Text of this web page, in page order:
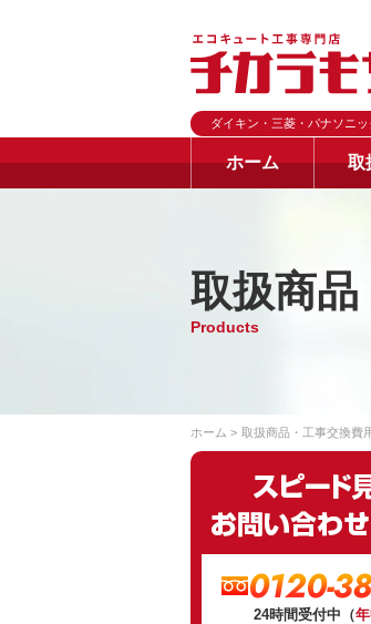
ダイキン・三菱・パナソニ
ホーム 取
取扱商品
Products
ホーム 取扱商品・工事交換費
0120-
24時間受付中（